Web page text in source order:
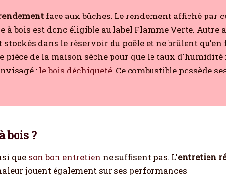
face aux bûches. Le rendement affiché par
à bois est donc éligible au label Flamme Verte. Autre
stockés dans le réservoir du poêle et ne brûlent qu'en
de la maison sèche pour que le taux d'humidité
: le bois déchiqueté. Ce combustible possède
bois ?
que son bon entretien ne suffisent pas. L'entretien
jouent également sur ses performances.